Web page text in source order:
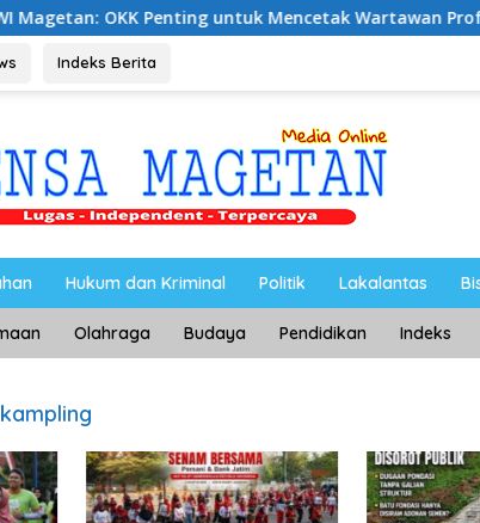
Penting untuk Mencetak Wartawan Profesional,
Indeks Berita
Hukum dan Kriminal Politik Lakalantas
Olahraga Budaya Pendidikan Indeks